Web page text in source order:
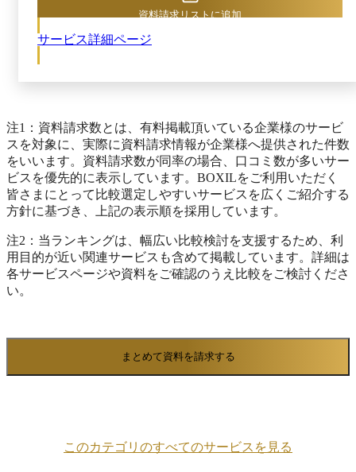
す。ファイルの中まで検索できる全文検索、スマート
すぐに見つけられます。 さまざまなセキュリティ対
サービス詳細ページ
資料請求リストに追加
注1：資料請求数とは、有料掲載頂いている企業様のサービ
スを対象に、実際に資料請求情報が企業様へ提供された件数
をいいます。資料請求数が同率の場合、口コミ数が多いサー
ビスを優先的に表示しています。BOXILをご利用いただく
皆さまにとって比較選定しやすいサービスを広くご紹介する
方針に基づき、上記の表示順を採用しています。
注2：当ランキングは、幅広い比較検討を支援するため、利
用目的が近い関連サービスも含めて掲載しています。詳細は
各サービスページや資料をご確認のうえ比較をご検討くださ
い。
まとめて資料を請求する
このカテゴリのすべてのサービスを見る